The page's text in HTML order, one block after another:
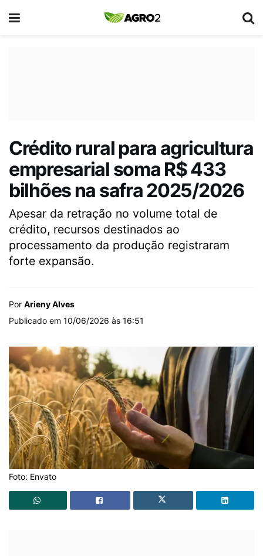
Crédito rural para agricultura
empresarial soma R$ 433
bilhões na safra 2025/2026
Apesar da retração no volume total de
crédito, recursos destinados ao
processamento da produção registraram
forte expansão.
Por Arieny Alves
Publicado em 10/06/2026 às 16:51
Foto: Envato